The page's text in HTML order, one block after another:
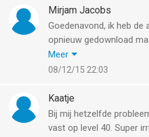
Mirjam Jacobs
Goedenavond, ik heb de
opnieuw gedownload
spelen. Steeds wanneer
net zo snel. Jammer,
Ben benieuwd naar een
Groet, Mirjam Jacobs
Meer
08/12/15 22:03
Kaatje
Bij mij hetzelfde
vast op level 40. Super